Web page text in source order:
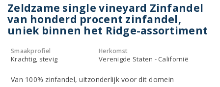
Zeldzame single vineyard Zinfandel
van honderd procent zinfandel,
uniek binnen het Ridge-assortiment
Smaakprofiel
Krachtig, stevig
Herkomst
Verenigde Staten - Californië
Van 100% zinfandel, uitzonderlijk voor dit domein